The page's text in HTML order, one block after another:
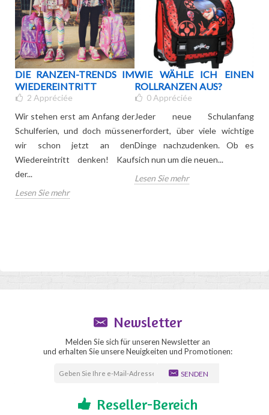
DIE RANZEN-TRENDS IM
WIEDEREINTRITT
2 Appréciée
Wir stehen erst am Anfang der
Schulferien, und doch müssen
wir schon jetzt an den
Wiedereintritt denken! Kauf
der...
Lesen Sie mehr
WIE WÄHLE ICH EINEN
ROLLRANZEN AUS?
0 Appréciée
Jeder neue Schulanfang
erfordert, über viele wichtige
Dinge nachzudenken. Ob es
sich nun um die neuen...
Lesen Sie mehr
Newsletter
Melden Sie sich für unseren Newsletter an
und erhalten Sie unsere Neuigkeiten und Promotionen:
SENDEN
Reseller-Bereich